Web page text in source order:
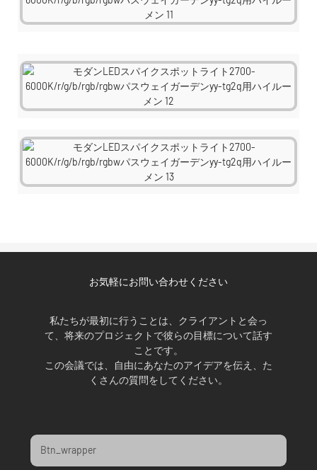
お気軽にお問い合わせください
私たちが最初に行うことは、クライアントと会っ
て、将来のプロジェクトで彼らの目標について話す
ことです。
この会議では、自由にあなたのアイデアを伝え、た
くさんの質問をしてください。
Btn_wrapper